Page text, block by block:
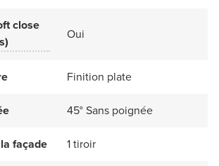
close
Oui
Finition plate
45° Sans poignée
façade 1 tiroir